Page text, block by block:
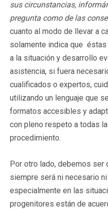
sus circunstancias,
pregunta como de las
cuanto al modo de llevar a
solamente indica que
a la situación y desarrollo
asistencia, si fuera
cualificados o expertos,
utilizando un lenguaje que
formatos accesibles y
con pleno respeto a todas
procedimiento.
Por otro lado, debemos ser
siempre será ni necesario
especialmente en las
progenitores están de